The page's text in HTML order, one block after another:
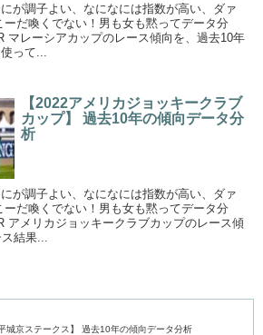
が調子よい、なになには指数が高い、ダァ
だ喚くでない！男も女も黙ってデータ分
マレーシアカップのレース傾向を、過去10年
って...
【2022アメリカジョッキークラブ
カップ】 過去10年の傾向データ分
析
が調子よい、なになには指数が高い、ダァ
だ喚くでない！男も女も黙ってデータ分
アメリカジョッキークラブカップのレース傾
結果...
城京ステークス】 過去10年の傾向データ分析